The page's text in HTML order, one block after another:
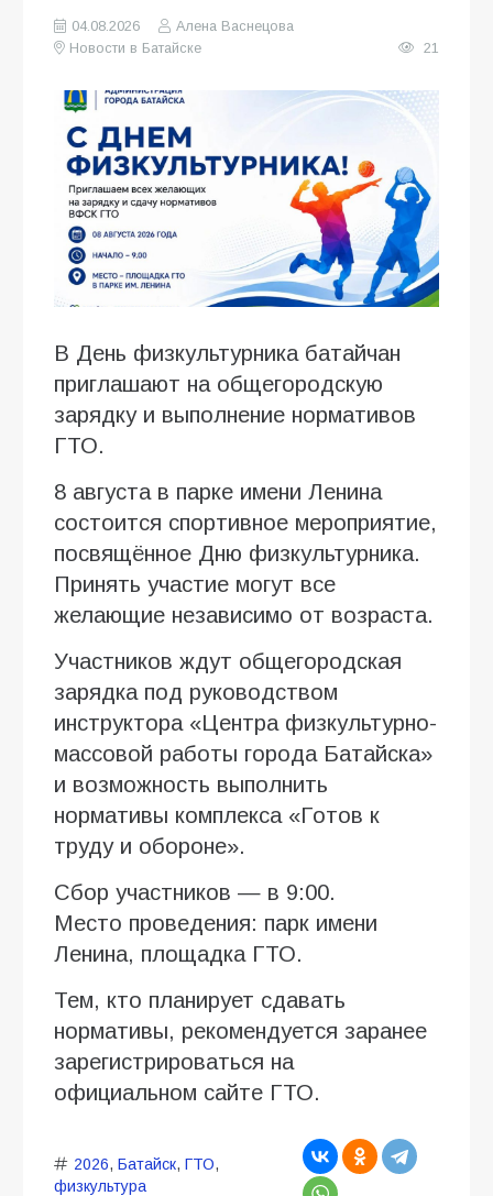
04.08.2026
Алена Васнецова
Новости в Батайске
21
В День физкультурника батайчан
приглашают на общегородскую
зарядку и выполнение нормативов
ГТО.
8 августа в парке имени Ленина
состоится спортивное мероприятие,
посвящённое Дню физкультурника.
Принять участие могут все
желающие независимо от возраста.
Участников ждут общегородская
зарядка под руководством
инструктора «Центра физкультурно-
массовой работы города Батайска»
и возможность выполнить
нормативы комплекса «Готов к
труду и обороне».
Сбор участников — в 9:00.
Место проведения: парк имени
Ленина, площадка ГТО.
Тем, кто планирует сдавать
нормативы, рекомендуется заранее
зарегистрироваться на
официальном сайте ГТО.
2026, Батайск, ГТО,
физкультура